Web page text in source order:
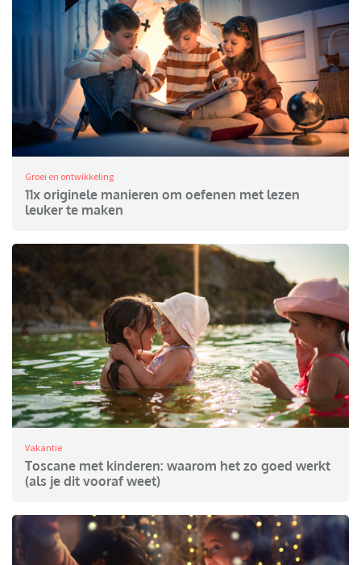
Groei en ontwikkeling
11x originele manieren om oefenen met lezen
leuker te maken
Vakantie
Toscane met kinderen: waarom het zo goed werkt
(als je dit vooraf weet)